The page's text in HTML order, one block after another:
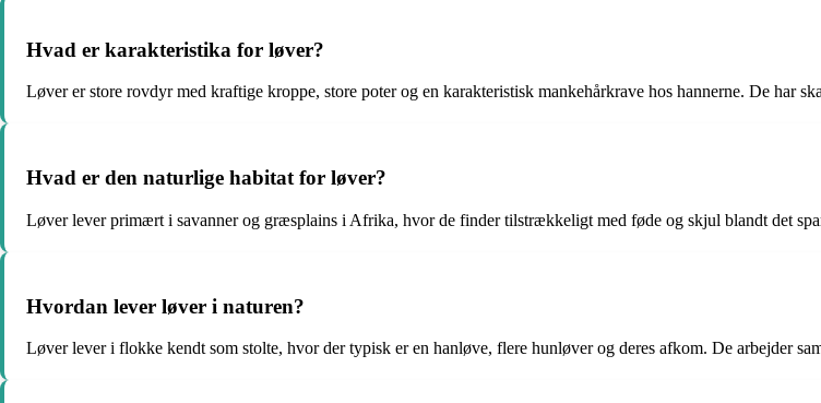
Hvad er karakteristika for løver?
Løver er store rovdyr med kraftige kroppe, store poter og en karakteristisk mankehårkrave hos hannerne. De har
Hvad er den naturlige habitat for løver?
Løver lever primært i savanner og græsplains i Afrika, hvor de finder tilstrækkeligt med føde og skjul blandt det
Hvordan lever løver i naturen?
Løver lever i flokke kendt som stolte, hvor der typisk er en hanløve, flere hunløver og deres afkom. De arbejder